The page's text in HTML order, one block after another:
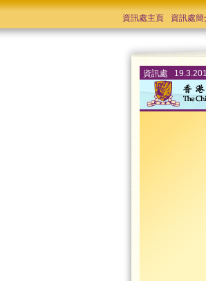
資訊處主頁 資訊處簡
資訊處